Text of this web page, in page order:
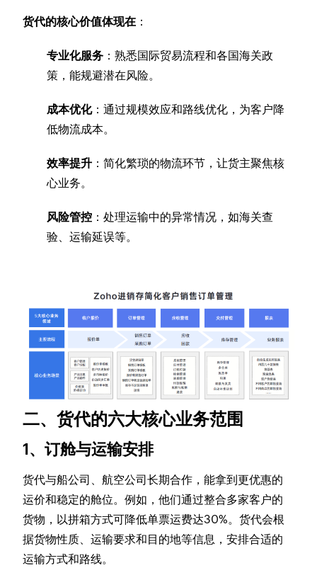
货代的核心价值体现在 ：
专业化服务 ：熟悉国际贸易流程和各国海关政
策，能规避潜在风险。
成本优化：通过规模效应和路线优化，为客户降
低物流成本。
效率提升 ：简化繁琐的物流环节，让货主聚焦核
心业务。
风险管控 ：处理运输中的异常情况，如海关查
验、运输延误等。
二、货代的六大核心业务范围
1、订舱与运输安排
货代与船公司、航空公司长期合作，能拿到更优惠的
运价和稳定的舱位。例如，他们通过整合多家客户的
货物，以拼箱方式可降低单票运费达30%。货代会根
据货物性质、运输要求和目的地等信息，安排合适的
运输方式和路线。